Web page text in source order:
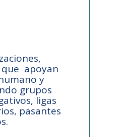
apoyan
y
grupos
ligas
pasantes